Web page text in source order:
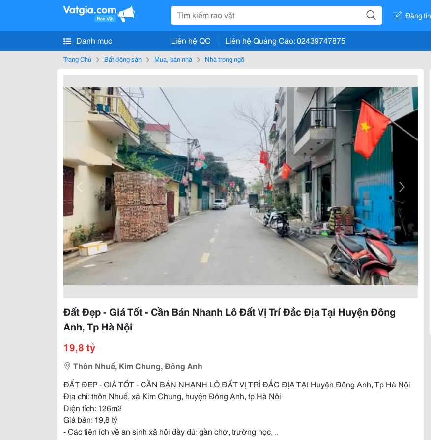
Đăng tin
Danh mục Liên hệ QC Liên hệ Quảng Cáo: 02439747875
Trang Chủ Bất động sản Mua, bán nhà Nhà trong ngõ
Đất Đẹp - Giá Tốt - Cần Bán Nhanh Lô Đất Vị Trí Đắc Địa Tại Huyện Đông
Anh, Tp Hà Nội
19,8 tỷ
Thôn Nhuế, Kim Chung, Đông Anh
ĐẤT ĐẸP - GIÁ TỐT - CẦN BÁN NHANH LÔ ĐẤT VỊ TRÍ ĐẮC ĐỊA TẠI Huyện Đông Anh, Tp Hà Nội
Địa chỉ: thôn Nhuế, xã Kim Chung, huyện Đông Anh, tp Hà Nội
Diện tích: 126m2
Giá bán: 19,8 tỷ
- Các tiện ích về an sinh xã hội đầy đủ: gần chợ, trường học, ..